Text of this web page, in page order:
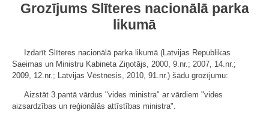
Grozījums Slīteres nacionālā parka
likumā
Izdarīt Slīteres nacionālā parka likumā (Latvijas Republikas
Saeimas un Ministru Kabineta Ziņotājs, 2000, 9.nr.; 2007, 14.nr.;
2009, 12.nr.; Latvijas Vēstnesis, 2010, 91.nr.) šādu grozījumu:
Aizstāt 3.pantā vārdus "vides ministra" ar vārdiem "vides
aizsardzības un reģionālās attīstības ministra".